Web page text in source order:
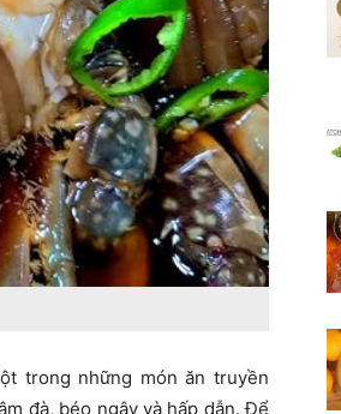
trong những món ăn truyền
đà, béo ngậy và hấp dẫn. Để